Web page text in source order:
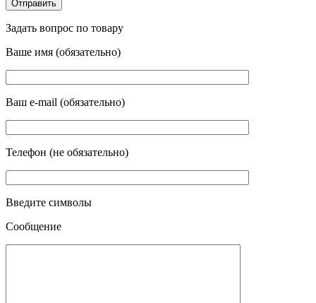
Задать вопрос по товару
Ваше имя (обязательно)
Ваш e-mail (обязательно)
Телефон (не обязательно)
Введите символы
Сообщение